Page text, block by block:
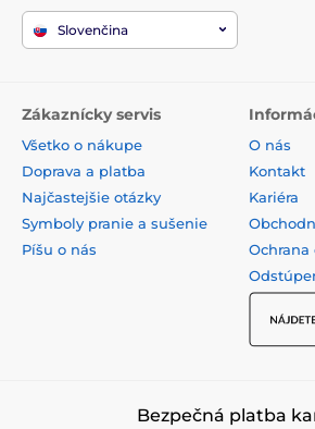
Slovenčina
Zákaznícky servis
Všetko o nákupe
Doprava a platba
Najčastejšie otázky
Symboly pranie a sušenie
Píšu o nás
O nás
Kontakt
Kariéra
Ochrana
Bezpečná platba